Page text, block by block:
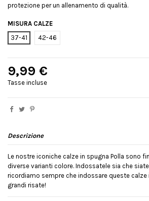
protezione per un allenamento di qualità.
MISURA CALZE
37-41
42-46
9,99 €
Tasse incluse
Descrizione
Le nostre iconiche calze in spugna Polla sono
diverse varianti colore. Indossatele sia che
ricordiamo sempre che indossare queste calze
grandi risate!